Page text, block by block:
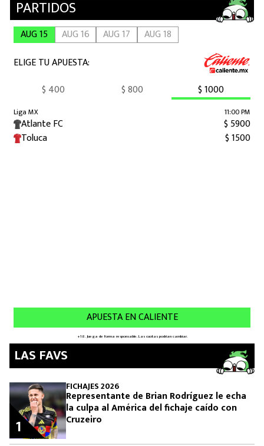
LAS FAVS
FICHAJES 2026
Representante de Brian Rodríguez le echa
la culpa al América del fichaje caído con
Cruzeiro
1